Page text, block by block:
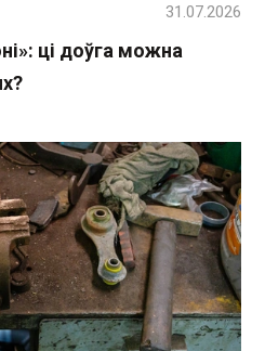
ці доўга можна
31.07.2026